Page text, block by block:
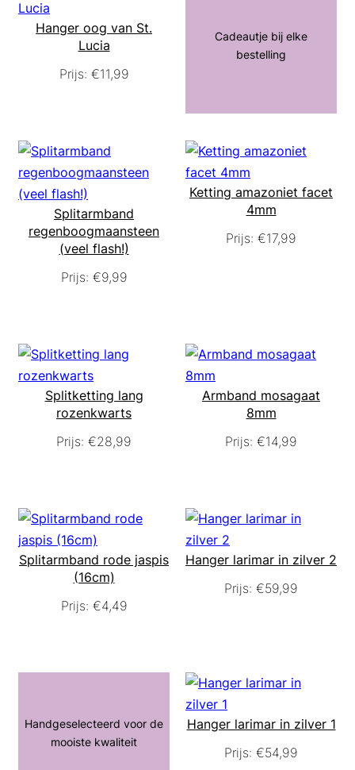
Hanger oog van St.
Lucia
Prijs: €11,99
Cadeautje bij elke
bestelling
Splitarmband
regenboogmaansteen
(veel flash!)
Prijs: €9,99
Ketting amazoniet facet
4mm
Prijs: €17,99
Splitketting lang
rozenkwarts
Prijs: €28,99
Armband mosagaat
8mm
Prijs: €14,99
Splitarmband rode jaspis
(16cm)
Prijs: €4,49
Hanger larimar in zilver 2
Prijs: €59,99
Handgeselecteerd voor de
mooiste kwaliteit
Hanger larimar in zilver 1
Prijs: €54,99